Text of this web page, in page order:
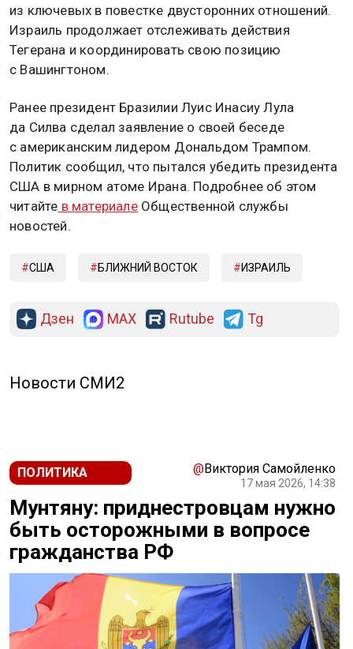
из ключевых в повестке двусторонних отношений.
Израиль продолжает отслеживать действия
Тегерана и координировать свою позицию
с Вашингтоном.
Ранее президент Бразилии Луис Инасиу Лула
да Силва сделал заявление о своей беседе
с американским лидером Дональдом Трампом.
Политик сообщил, что пытался убедить президента
США в мирном атоме Ирана. Подробнее об этом
читайте в материалеОбщественной службы
новостей.
США БЛИЖНИЙ ВОСТОК ИЗРАИЛЬ
Дзен MAX Rutube Tg
Новости СМИ2
ПОЛИТИКА @Виктория Самойленко
17 мая 2026, 14:38
Мунтяну: приднестровцам нужно
быть осторожными в вопросе
гражданства РФ